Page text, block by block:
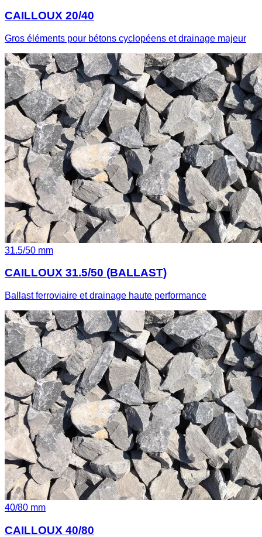
CAILLOUX 20/40
Gros éléments pour bétons cyclopéens et drainage majeur
31.5/50 mm
CAILLOUX 31.5/50 (BALLAST)
Ballast ferroviaire et drainage haute performance
40/80 mm
CAILLOUX 40/80